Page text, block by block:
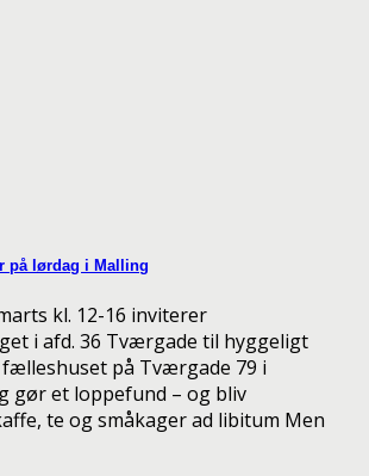
på lørdag i Malling
kl. 12-16 inviterer
i afd. 36 Tværgade til hyggeligt
på Tværgade 79 i
gør et loppefund – og bliv
te og småkager ad libitum Men